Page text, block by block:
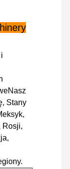
Stany
Rosji,